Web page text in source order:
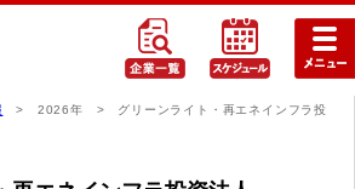
> 2026年 > グリーンライト・再エネインフラ投